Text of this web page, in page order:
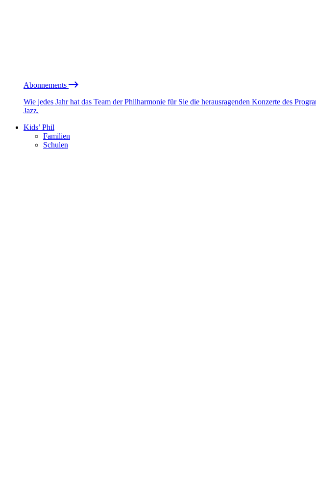
Abonnements
Wie jedes Jahr hat das Team der Philharmonie für Sie die herausragenden Konzerte des
Jazz.
Kids’ Phil
Familien
Schulen